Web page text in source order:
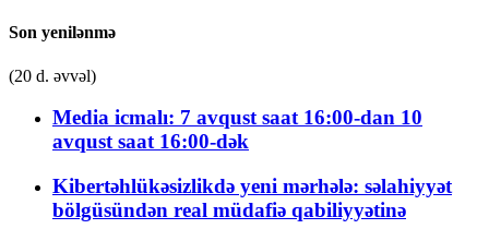
Son yenilənmə
(20 d. əvvəl)
Media icmalı: 7 avqust saat 16:00-dan 10
avqust saat 16:00-dək
Kibertəhlükəsizlikdə yeni mərhələ: səlahiyyət
bölgüsündən real müdafiə qabiliyyətinə